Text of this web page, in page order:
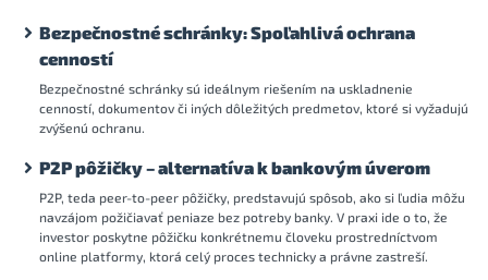
Bezpečnostné schránky: Spoľahlivá ochrana
cenností
Bezpečnostné schránky sú ideálnym riešením na uskladnenie
cenností, dokumentov či iných dôležitých predmetov, ktoré si vyžadujú
zvýšenú ochranu.
P2P pôžičky – alternatíva k bankovým úverom
P2P, teda peer-to-peer pôžičky, predstavujú spôsob, ako si ľudia môžu
navzájom požičiavať peniaze bez potreby banky. V praxi ide o to, že
investor poskytne pôžičku konkrétnemu človeku prostredníctvom
online platformy, ktorá celý proces technicky a právne zastreší.